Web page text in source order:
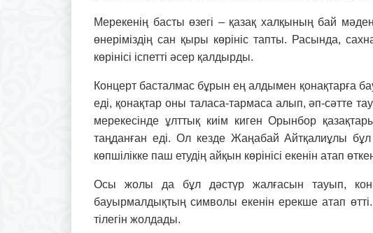
Мерекенің басты өзегі – қазақ халқы­ның бай
өнері­міздің сан қыры көрініс тапты. Расында,
көрінісі іспетті әсер қалдырды.
Концерт басталмас бұрын ең алдымен қонақтарға
еді, қонақтар оны таласа-тармаса алып, әп-сәтте
мерекесінде ұлттық киім киген Орынбор
таңданған еді. Ол кезде Жаңабай Айтқалиұлы бұл
көпшілікке паш етудің айқын көрінісі екенін атап
Осы жолы да бұл дәстүр жалғасын тауып,
бауырмалдықтың символы екенін ерекше атап өтті.
тілегін жолдады.